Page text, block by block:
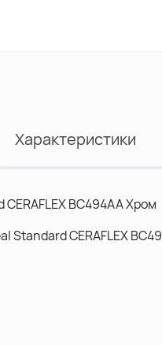
Характеристики
BC494AA Хром
Standard CERAFLEX